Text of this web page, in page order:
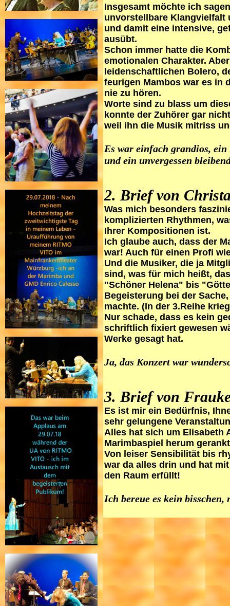
Insgesamt möchte ich
unvorstellbare Klangvielfalt
und damit eine intensive,
ausübt.
Schon immer hatte die
emotionalen Charakter.
leidenschaftlichen Bolero,
feurigen Mambos war es in
nie zu hören.
Worte sind zu blass um
konnte der Zuhörer gar
weil ihn die Musik mitriss
Es war einfach grandios,
und ein unvergessen
2. Brief von
Was mich besonders
komplizierten Rhythmen,
Ihrer Kompositionen ist.
Ich glaube auch, dass der
war! Auch für einen Profi
Und die Musiker, die ja
sind, was für mich heißt,
"Schöner Helena" bis
Begeisterung bei der
machte. (In der 3.Reihe
Nur schade, dass es kein
schriftlich fixiert gewesen
Werke gesagt hat.
Ja, das Konzert war
3. Brief von
Es ist mir ein Bedürfnis,
sehr gelungene
Alles hat sich um Elisabeth
Marimbaspiel herum
Von leiser Sensibilität bis
war da alles drin und hat
den Raum erfüllt!
Ich bereue es kein